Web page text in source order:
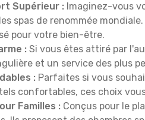
Supérieur : Imaginez-vous
spas de renommée
pour votre bien-être.
: Si vous êtes attiré par
et un service des plus
: Parfaites si vous
confortables, ces choix
Familles : Conçus pour le